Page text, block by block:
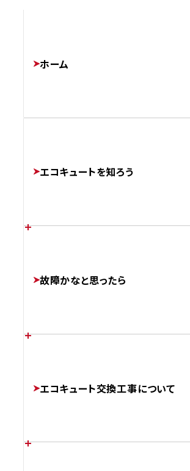
ホーム
エコキュートを知ろう
CHOOSE
故障かなと思ったら
エコキュート交換工事について